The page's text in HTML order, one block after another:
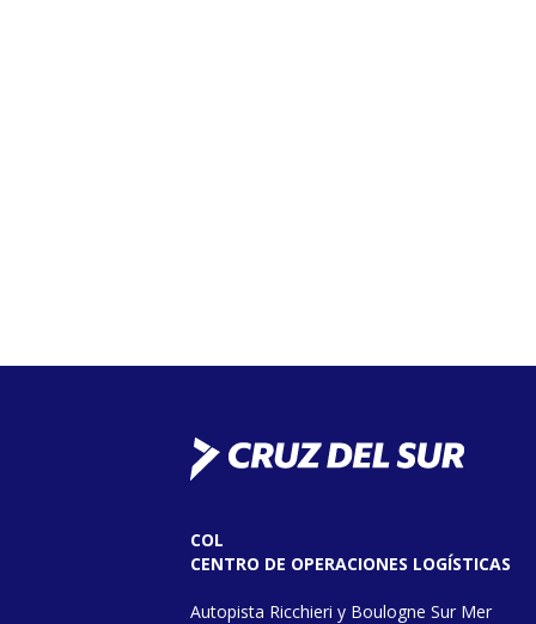
COL
CENTRO DE OPERACIONES LOGÍSTICAS
Autopista Ricchieri y Boulogne Sur Mer